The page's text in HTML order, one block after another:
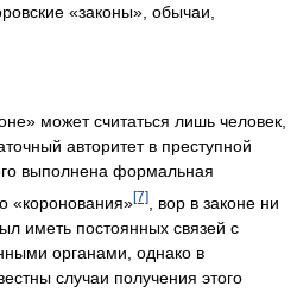
«законы», обычаи,
может считаться лишь человек,
авторитет в преступной
выполнена формальная
«коронования»[7]
, вор в законе ни
иметь постоянных связей с
органами, однако в
случаи получения этого